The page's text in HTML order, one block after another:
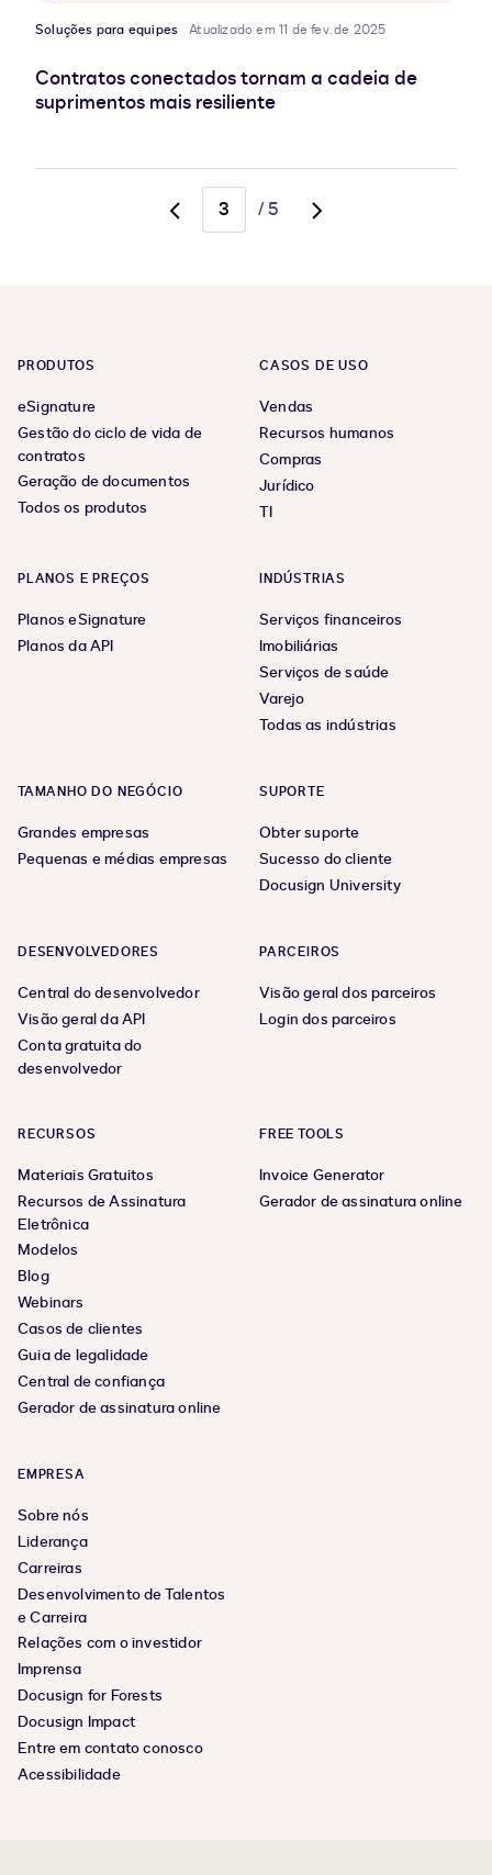
Soluções para equipes Atualizado em 11 de fev. de 2025
Contratos conectados tornam a cadeia de
suprimentos mais resiliente
Go
/5
Go
PRODUTOS
eSignature
Gestão do ciclo de vida de
contratos
Geração de documentos
Todos os produtos
CASOS DE USO
Vendas
Recursos humanos
Compras
Jurídico
TI
PLANOS E PREÇOS
Planos eSignature
Planos da API
INDÚSTRIAS
Serviços financeiros
Imobiliárias
Serviços de saúde
Varejo
Todas as indústrias
TAMANHO DO NEGÓCIO
Grandes empresas
Pequenas e médias empresas
SUPORTE
Obter suporte
Sucesso do cliente
Docusign University
DESENVOLVEDORES
Central do desenvolvedor
Visão geral da API
Conta gratuita do
desenvolvedor
PARCEIROS
Visão geral dos parceiros
Login dos parceiros
RECURSOS
Materiais Gratuitos
Recursos de Assinatura
Eletrônica
Modelos
Blog
Webinars
Casos de clientes
Guia de legalidade
Central de confiança
Gerador de assinatura online
FREE TOOLS
Invoice Generator
Gerador de assinatura online
EMPRESA
Sobre nós
Liderança
Carreiras
Desenvolvimento de Talentos
e Carreira
Relações com o investidor
Imprensa
Docusign for Forests
Docusign Impact
Entre em contato conosco
Acessibilidade